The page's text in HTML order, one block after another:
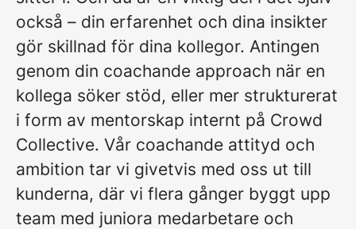
också – din erfarenhet och dina insikter
gör skillnad för dina kollegor. Antingen
genom din coachande approach när en
kollega söker stöd, eller mer strukturerat
i form av mentorskap internt på Crowd
Collective. Vår coachande attityd och
ambition tar vi givetvis med oss ut till
kunderna, där vi flera gånger byggt upp
team med juniora medarbetare och